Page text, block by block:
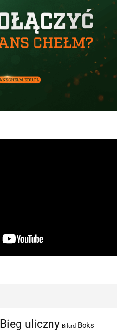
Bieg uliczny Bilard Boks